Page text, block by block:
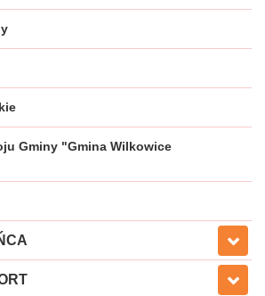
Gminy "Gmina Wilkowice